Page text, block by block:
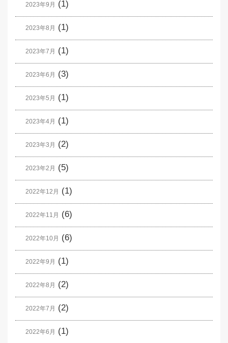
2023年9月 (1)
2023年8月 (1)
2023年7月 (1)
2023年6月 (3)
2023年5月 (1)
2023年4月 (1)
2023年3月 (2)
2023年2月 (5)
2022年12月 (1)
2022年11月 (6)
2022年10月 (6)
2022年9月 (1)
2022年8月 (2)
2022年7月 (2)
2022年6月 (1)